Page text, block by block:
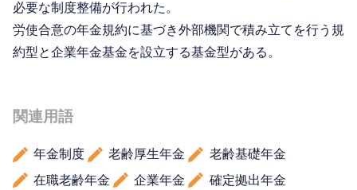
必要な制度整備が行われた。
労使合意の年金規約に基づき外部機関で積み立てを行う規
約型と企業年金基金を設立する基金型がある。
関連用語
年金制度 老齢厚生年金
老齢基礎年金
在職老齢年金
企業年金 確定拠出年金